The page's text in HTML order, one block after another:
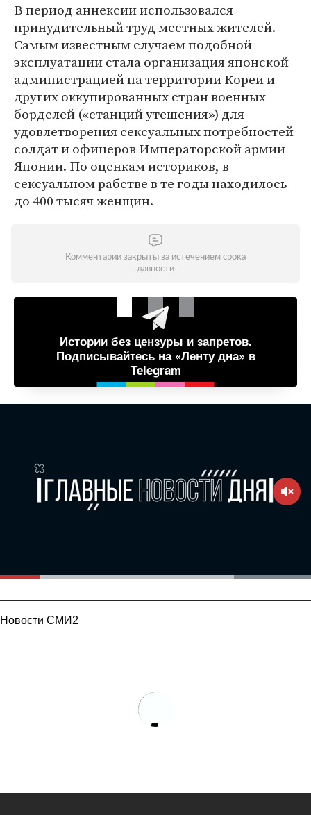
В период аннексии использовался
принудительный труд местных жителей.
Самым известным случаем подобной
эксплуатации стала организация японской
администрацией на территории Кореи и
других оккупированных стран военных
борделей («станций утешения») для
удовлетворения сексуальных потребностей
солдат и офицеров Императорской армии
Японии. По оценкам историков, в
сексуальном рабстве в те годы находилось
до 400 тысяч женщин.
Комментарии закрыты за истечением срока
давности
Истории без цензуры и запретов.
Подписывайтесь на «Ленту дна» в
Telegram
Новости СМИ2